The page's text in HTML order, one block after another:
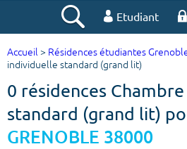
Etudiant
Votre
Ville, école
Accueil > Résidences étudiantes
individuelle standard (grand lit)
0 résidences
standard (grand lit)
GRENOBLE 38000